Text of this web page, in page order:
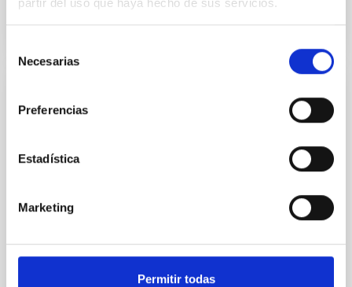
Necesarias
Preferencias
Estadística
Marketing
Permitir todas
Este informe anual documenta la impresionante
Canarias.